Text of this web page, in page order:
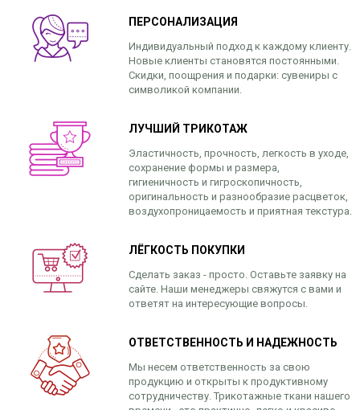
ПЕРСОНАЛИЗАЦИЯ
Индивидуальный подход к каждому клиенту.
Новые клиенты становятся постоянными.
Скидки, поощрения и подарки: сувениры с
символикой компании.
ЛУЧШИЙ ТРИКОТАЖ
Эластичность, прочность, легкость в уходе,
сохранение формы и размера,
гигиеничность и гигроскопичность,
оригинальность и разнообразие расцветок,
воздухопроницаемость и приятная текстура.
ЛЁГКОСТЬ ПОКУПКИ
Сделать заказ - просто. Оставьте заявку на
сайте. Наши менеджеры свяжутся с вами и
ответят на интересующие вопросы.
ОТВЕТСТВЕННОСТЬ И НАДЕЖНОСТЬ
Мы несем ответственность за свою
продукцию и открыты к продуктивному
сотрудничеству. Трикотажные ткани нашего